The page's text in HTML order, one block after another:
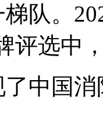
队。
评选中
中国